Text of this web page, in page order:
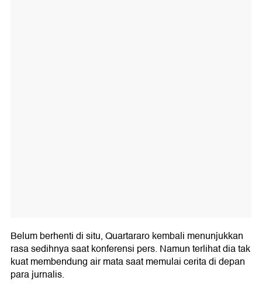
Belum berhenti di situ, Quartararo kembali menunjukkan
rasa sedihnya saat konferensi pers. Namun terlihat dia tak
kuat membendung air mata saat memulai cerita di depan
para jurnalis.